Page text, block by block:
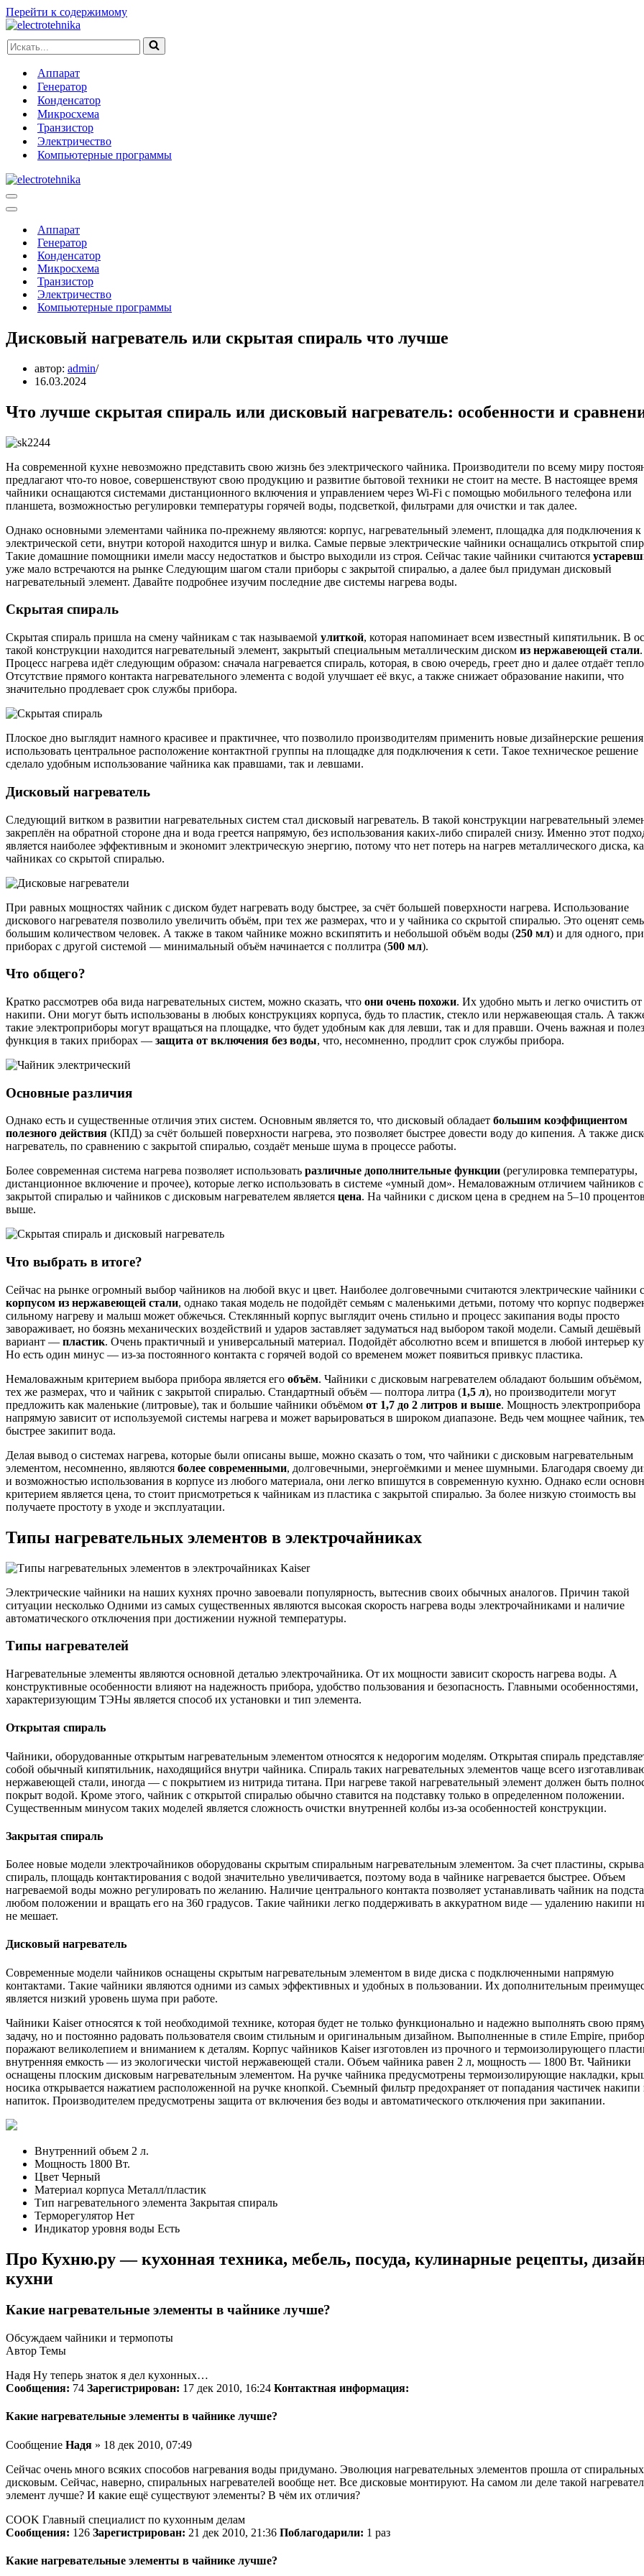
Перейти к содержимому
Искать...
Аппарат
Генератор
Конденсатор
Микросхема
Транзистор
Электричество
Компьютерные программы
Меню
навигации
Меню
навигацииАппарат
Генератор
Конденсатор
Микросхема
Транзистор
Электричество
Компьютерные программы
Дисковый нагреватель или скрытая спираль что лучше
автор: admin
16.03.2024
Что лучше скрытая спираль или дисковый нагреватель: особенности и
На современной кухне невозможно представить свою жизнь без электрического чайника. Производители по всему миру
предлагают что-то новое, совершенствуют свою продукцию и развитие бытовой техники не стоит на месте. В настоящее время
чайники оснащаются системами дистанционного включения и управлением через Wi-Fi с помощью мобильного телефона или
планшета, возможностью регулировки температуры горячей воды, подсветкой, фильтрами для очистки и так далее.
Однако основными элементами чайника по-прежнему являются: корпус, нагревательный элемент, площадка для подключения к
электрической сети, внутри которой находится шнур и вилка. Самые первые электрические чайники оснащались открытой
Такие домашние помощники имели массу недостатков и быстро выходили из строя. Сейчас такие чайники считаются
уже мало встречаются на рынке Следующим шагом стали приборы с закрытой спиралью, а далее был придуман дисковый
нагревательный элемент. Давайте подробнее изучим последние две системы нагрева воды.
Скрытая спираль
Скрытая спираль пришла на смену чайникам с так называемой улиткой, которая напоминает всем известный кипятильник. В
такой конструкции находится нагревательный элемент, закрытый специальным металлическим диском из нержавеющей стали.
Процесс нагрева идёт следующим образом: сначала нагревается спираль, которая, в свою очередь, греет дно и далее отдаёт
Отсутствие прямого контакта нагревательного элемента с водой улучшает её вкус, а также снижает образование накипи, что
значительно продлевает срок службы прибора.
Плоское дно выглядит намного красивее и практичнее, что позволило производителям применить новые дизайнерские
использовать центральное расположение контактной группы на площадке для подключения к сети. Такое техническое решение
сделало удобным использование чайника как правшами, так и левшами.
Дисковый нагреватель
Следующий витком в развитии нагревательных систем стал дисковый нагреватель. В такой конструкции нагревательный
закреплён на обратной стороне дна и вода греется напрямую, без использования каких-либо спиралей снизу. Именно этот
является наиболее эффективным и экономит электрическую энергию, потому что нет потерь на нагрев металлического диска,
чайниках со скрытой спиралью.
При равных мощностях чайник с диском будет нагревать воду быстрее, за счёт большей поверхности нагрева. Использование
дискового нагревателя позволило увеличить объём, при тех же размерах, что и у чайника со скрытой спиралью. Это оценят
большим количеством человек. А также в таком чайнике можно вскипятить и небольшой объём воды (250 мл) и для одного,
приборах с другой системой — минимальный объём начинается с поллитра (500 мл).
Что общего?
Кратко рассмотрев оба вида нагревательных систем, можно сказать, что они очень похожи. Их удобно мыть и легко очистить от
накипи. Они могут быть использованы в любых конструкциях корпуса, будь то пластик, стекло или нержавеющая сталь. А
такие электроприборы могут вращаться на площадке, что будет удобным как для левши, так и для правши. Очень важная и
функция в таких приборах — защита от включения без воды, что, несомненно, продлит срок службы прибора.
Основные различия
Однако есть и существенные отличия этих систем. Основным является то, что дисковый обладает большим коэффициентом
полезного действия (КПД) за счёт большей поверхности нагрева, это позволяет быстрее довести воду до кипения. А также
нагреватель, по сравнению с закрытой спиралью, создаёт меньше шума в процессе работы.
Более современная система нагрева позволяет использовать различные дополнительные функции (регулировка температуры,
дистанционное включение и прочее), которые легко использовать в системе «умный дом». Немаловажным отличием чайников с
закрытой спиралью и чайников с дисковым нагревателем является цена. На чайники с диском цена в среднем на 5–10 процентов
выше.
Что выбрать в итоге?
Сейчас на рынке огромный выбор чайников на любой вкус и цвет. Наиболее долговечными считаются электрические чайники с
корпусом из нержавеющей стали, однако такая модель не подойдёт семьям с маленькими детьми, потому что корпус
сильному нагреву и малыш может обжечься. Стеклянный корпус выглядит очень стильно и процесс закипания воды просто
завораживает, но боязнь механических воздействий и ударов заставляет задуматься над выбором такой модели. Самый дешёвый
вариант — пластик. Очень практичный и универсальный материал. Подойдёт абсолютно всем и впишется в любой интерьер
Но есть один минус — из-за постоянного контакта с горячей водой со временем может появиться привкус пластика.
Немаловажным критерием выбора прибора является его объём. Чайники с дисковым нагревателем обладают большим
тех же размерах, что и чайник с закрытой спиралью. Стандартный объём — полтора литра (1,5 л), но производители могут
предложить как маленькие (литровые), так и большие чайники объёмом от 1,7 до 2 литров и выше. Мощность электроприбора
напрямую зависит от используемой системы нагрева и может варьироваться в широком диапазоне. Ведь чем мощнее чайник,
быстрее закипит вода.
Делая вывод о системах нагрева, которые были описаны выше, можно сказать о том, что чайники с дисковым нагревательным
элементом, несомненно, являются более современными, долговечными, энергоёмкими и менее шумными. Благодаря своему
и возможностью использования в корпусе из любого материала, они легко впишутся в современную кухню. Однако если
критерием является цена, то стоит присмотреться к чайникам из пластика с закрытой спиралью. За более низкую стоимость вы
получаете простоту в уходе и эксплуатации.
Типы нагревательных элементов в электрочайниках
Электрические чайники на наших кухнях прочно завоевали популярность, вытеснив своих обычных аналогов. Причин такой
ситуации несколько Одними из самых существенных являются высокая скорость нагрева воды электрочайниками и наличие
автоматического отключения при достижении нужной температуры.
Типы нагревателей
Нагревательные элементы являются основной деталью электрочайника. От их мощности зависит скорость нагрева воды. А
конструктивные особенности влияют на надежность прибора, удобство пользования и безопасность. Главными особенностями,
характеризующим ТЭНы является способ их установки и тип элемента.
Открытая спираль
Чайники, оборудованные открытым нагревательным элементом относятся к недорогим моделям. Открытая спираль
собой обычный кипятильник, находящийся внутри чайника. Спираль таких нагревательных элементов чаще всего
нержавеющей стали, иногда — с покрытием из нитрида титана. При нагреве такой нагревательный элемент должен быть
покрыт водой. Кроме этого, чайник с открытой спиралью обычно ставится на подставку только в определенном положении.
Существенным минусом таких моделей является сложность очистки внутренней колбы из-за особенностей конструкции.
Закрытая спираль
Более новые модели электрочайников оборудованы скрытым спиральным нагревательным элементом. За счет пластины,
спираль, площадь контактирования с водой значительно увеличивается, поэтому вода в чайнике нагревается быстрее. Объем
нагреваемой воды можно регулировать по желанию. Наличие центрального контакта позволяет устанавливать чайник на
любом положении и вращать его на 360 градусов. Такие чайники легко поддерживать в аккуратном виде — удалению накипи
не мешает.
Дисковый нагреватель
Современные модели чайников оснащены скрытым нагревательным элементом в виде диска с подключенными напрямую
контактами. Такие чайники являются одними из самых эффективных и удобных в пользовании. Их дополнительным
является низкий уровень шума при работе.
Чайники Kaiser относятся к той необходимой технике, которая будет не только функционально и надежно выполнять свою
задачу, но и постоянно радовать пользователя своим стильным и оригинальным дизайном. Выполненные в стиле Empire,
поражают великолепием и вниманием к деталям. Корпус чайников Kaiser изготовлен из прочного и термоизолирующего
внутренняя емкость — из экологически чистой нержавеющей стали. Объем чайника равен 2 л, мощность — 1800 Вт. Чайники
оснащены плоским дисковым нагревательным элементом. На ручке чайника предусмотрены термоизолирующие накладки,
носика открывается нажатием расположенной на ручке кнопкой. Съемный фильтр предохраняет от попадания частичек накипи
напиток. Производителем предусмотрены защита от включения без воды и автоматического отключения при закипании.
Внутренний объем 2 л.
Мощность 1800 Вт.
Цвет Черный
Материал корпуса Металл/пластик
Тип нагревательного элемента Закрытая спираль
Терморегулятор Нет
Индикатор уровня воды Есть
Про Кухню.ру — кухонная техника, мебель, посуда, кулинарные рецепты,
кухни
Какие нагревательные элементы в чайнике лучше?
Обсуждаем чайники и термопоты
Автор Темы
Надя Ну теперь знаток я дел кухонных…
Сообщения: 74 Зарегистрирован: 17 дек 2010, 16:24 Контактная информация:
Какие нагревательные элементы в чайнике лучше?
Сообщение Надя » 18 дек 2010, 07:49
Сейчас очень много всяких способов нагревания воды придумано. Эволюция нагревательных элементов прошла от
дисковым. Сейчас, наверно, спиральных нагревателей вообще нет. Все дисковые монтируют. На самом ли деле такой
элемент лучше? И какие ещё существуют элементы? В чём их отличия?
COOK Главный специалист по кухонным делам
Сообщения: 126 Зарегистрирован: 21 дек 2010, 21:36 Поблагодарили: 1 раз
Какие нагревательные элементы в чайнике лучше?